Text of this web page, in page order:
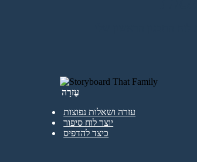
עֶזרָה
עזרה ושאלות נפוצות
יוצר לוח סיפור
כיצד להדפיס